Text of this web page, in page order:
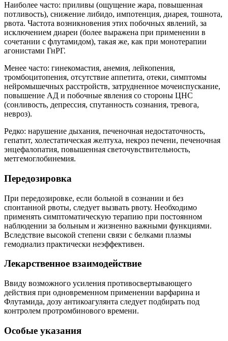
Наиболее часто: приливы (ощущение жара, повышенная
потливость), снижение либидо, импотенция, диарея, тошнота,
рвота. Частота возникновения этих побочных явлений, за
исключением диареи (более выражена при применении в
сочетании с флутамидом), такая же, как при монотерапии
агонистами ГнРГ.
Менее часто: гинекомастия, анемия, лейкопения,
тромбоцитопения, отсутствие аппетита, отеки, симптомы
нейромышечных расстройств, затрудненное мочеиспускание,
повышение АД и побочные явления со стороны ЦНС
(сонливость, депрессия, спутанность сознания, тревога,
невроз).
Редко: нарушение дыхания, печеночная недостаточность,
гепатит, холестатическая желтуха, некроз печени, печеночная
энцефалопатия, повышенная светочувствительность,
метгемоглобинемия.
Передозировка
При передозировке, если больной в сознании и без
спонтанной рвоты, следует вызвать рвоту. Необходимо
применять симптоматическую терапию при постоянном
наблюдении за больным и жизненно важными функциями.
Вследствие высокой степени связи с белками плазмы
гемодиализ практически неэффективен.
Лекарственное взаимодействие
Ввиду возможного усиления противосвертывающего
действия при одновременном применении варфарина и
Флутамида, дозу антикоагулянта следует подбирать под
контролем протромбинового времени.
Особые указания